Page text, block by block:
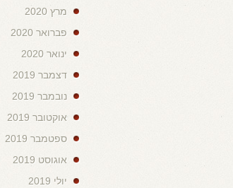
מרץ 2020
פברואר 2020
ינואר 2020
דצמבר 2019
נובמבר 2019
אוקטובר 2019
ספטמבר 2019
אוגוסט 2019
יולי 2019